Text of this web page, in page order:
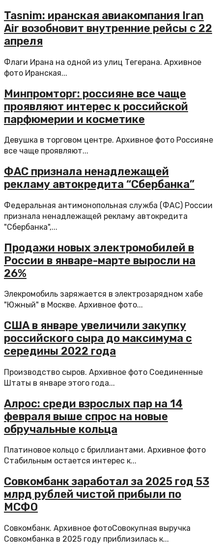
Tasnim: иранская авиакомпания Iran
Air возобновит внутренние рейсы с 22
апреля
Флаги Ирана на одной из улиц Тегерана. Архивное
фото Иранская...
Минпромторг: россияне все чаще
проявляют интерес к российской
парфюмерии и косметике
Девушка в торговом центре. Архивное фото Россияне
все чаще проявляют...
ФАС признала ненадлежащей
рекламу автокредита “Сбербанка”
Федеральная антимонопольная служба (ФАС) России
признала ненадлежащей рекламу автокредита
"Сбербанка",...
Продажи новых электромобилей в
России в январе-марте выросли на
26%
Элекромобиль заряжается в электрозарядном хабе
"Южный" в Москве. Архивное фото...
США в январе увеличили закупку
российского сыра до максимума с
середины 2022 года
Производство сыров. Архивное фото Соединенные
Штаты в январе этого года...
Алрос: среди взрослых пар на 14
февраля выше спрос на новые
обручальные кольца
Платиновое кольцо с бриллиантами. Архивное фото
Стабильным остается интерес к...
Совкомбанк заработал за 2025 год 53
млрд рублей чистой прибыли по
МСФО
Совкомбанк. Архивное фотоСовокупная выручка
Совкомбанка в 2025 году приблизилась к...